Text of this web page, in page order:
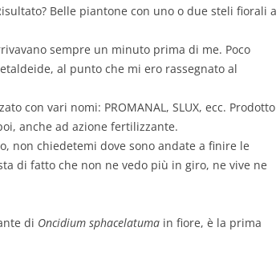
Belle piantone con uno o due steli fiorali a
sempre un minuto prima di me. Poco
al punto che mi ero rassegnato al
con vari nomi: PROMANAL, SLUX, ecc. Prodotto
anche ad azione fertilizzante.
non chiedetemi dove sono andate a finire le
di fatto che non ne vedo più in giro, ne vive ne
di Oncidium sphacelatuma in fiore, è la prima